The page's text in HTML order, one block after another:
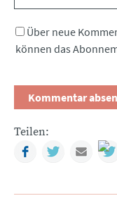
Über neue
können das
Teilen:
FacebookTwitterMail